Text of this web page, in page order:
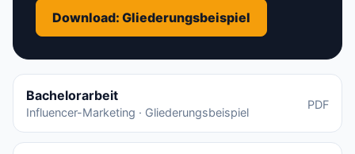
Download: Gliederungsbeispiel
Bachelorarbeit
Influencer-Marketing · Gliederungsbeispiel
PDF